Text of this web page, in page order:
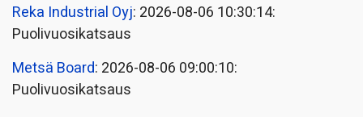
Reka Industrial Oyj: 2026-08-06 10:30:14:
Puolivuosikatsaus
Metsä Board: 2026-08-06 09:00:10:
Puolivuosikatsaus